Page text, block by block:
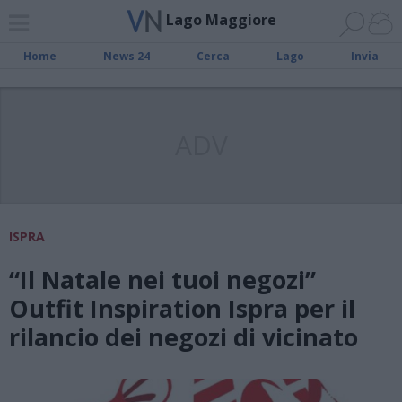
Lago Maggiore
Home News 24 Cerca Lago Invia
ISPRA
“Il Natale nei tuoi negozi”
Outfit Inspiration Ispra per il
rilancio dei negozi di vicinato